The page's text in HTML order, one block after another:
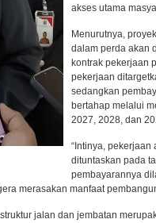
akses utama
Menurutnya,
dalam perda akan
kontrak pekerjaan
pekerjaan
sedangkan
bertahap melalui
2027, 2028, dan
“Intinya,
dituntaskan pada
pembayarannya
merasakan manfaat
jalan dan jembatan